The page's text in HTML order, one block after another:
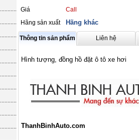
Giá
Call
Hãng sản xuất
Hãng khác
Thông tin sản phẩm Liên hệ
Hình tượng, đồng hồ đặt ô tô xe hơi
ThanhBinhAuto.com